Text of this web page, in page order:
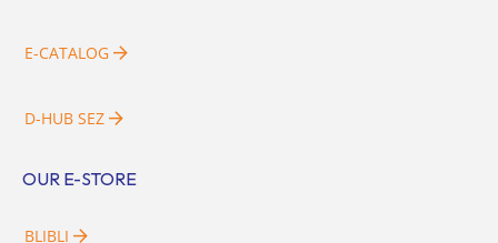
E-CATALOG
D-HUB SEZ
OUR E-STORE
BLIBLI